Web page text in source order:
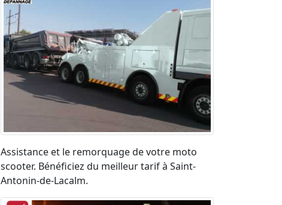
Assistance et le remorquage de votre moto
scooter. Bénéficiez du meilleur tarif à Saint-
Antonin-de-Lacalm.